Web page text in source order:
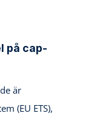
på cap-
är
(EU ETS),